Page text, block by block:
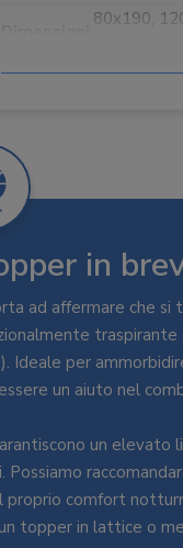
80x190,
Fissaggio:Elastici
Lavaggio
Asciugatura
in
ad affermare che
traspirante
Ideale per
un aiuto nel
un elevato
proprio comfort
topper in lattice o